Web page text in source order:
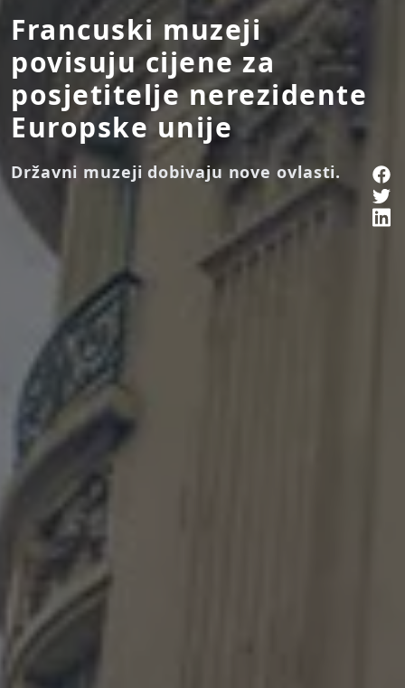
Francuski muzeji
povisuju cijene za
posjetitelje nerezidente
Europske unije
Državni muzeji dobivaju nove ovlasti.